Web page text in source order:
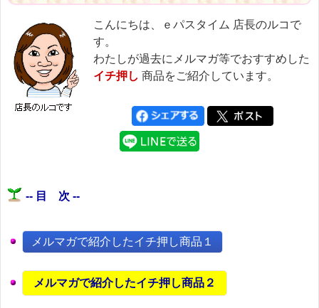
こんにちは、ｅパスタイム 店長のルコで
す。
わたしが過去にメルマガ等でおすすめした
イチ押し 商品をご紹介しています。
-- 目 次 --
メルマガで紹介したイチ押し商品１
メルマガで紹介したイチ押し商品２